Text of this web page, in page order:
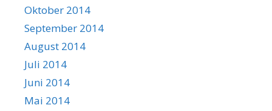
Oktober 2014
September 2014
August 2014
Juli 2014
Juni 2014
Mai 2014